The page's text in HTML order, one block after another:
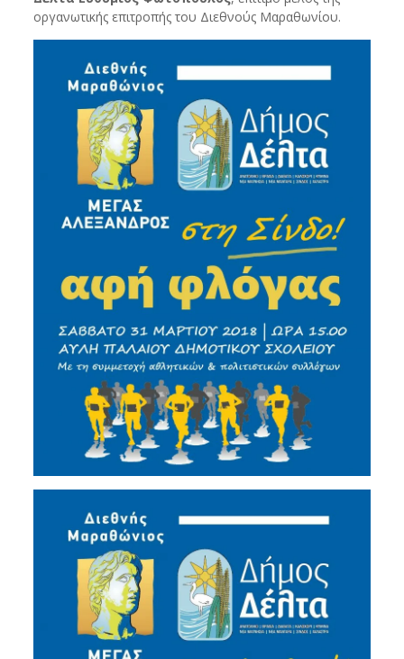
οργανωτικής επιτροπής του Διεθνούς Μαραθωνίου.